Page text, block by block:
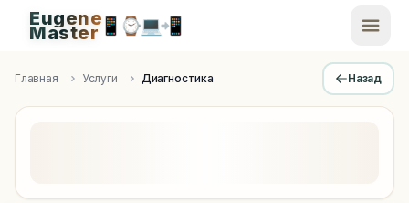
Apple Diagnostics & Engineering Authority in Saint
Eugene
Master📱 ⌚💻📲
Главная Услуги Диагностика Назад